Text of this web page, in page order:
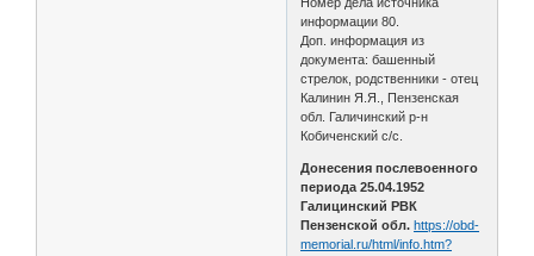
информации 80.
Доп. информация из
документа: башенный
стрелок, родственники - отец
Калинин Я.Я., Пензенская
обл. Галичинский р-н
Кобиченский с/с.
Донесения послевоенного
периода 25.04.1952
Галицинский РВК
Пензенской обл. https://obd-
memorial.ru/html/info.htm?